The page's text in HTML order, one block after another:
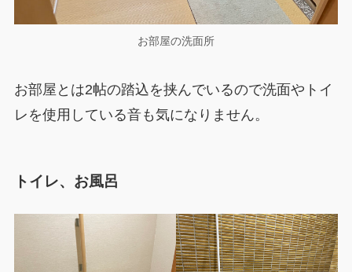
お部屋の洗面所
お部屋とは2帖の踏込を挟んでいるので洗面やトイ
レを使用している音も気になりません。
トイレ、お風呂